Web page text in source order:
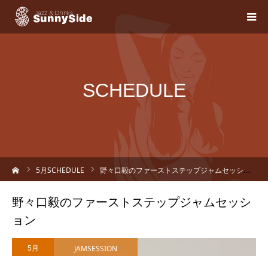
SCHEDULE
5月SCHEDULE 野々口毅のファーストステップジャムセッション
野々口毅のファーストステップジャムセッシ
ョン
5月 JAMSESSION